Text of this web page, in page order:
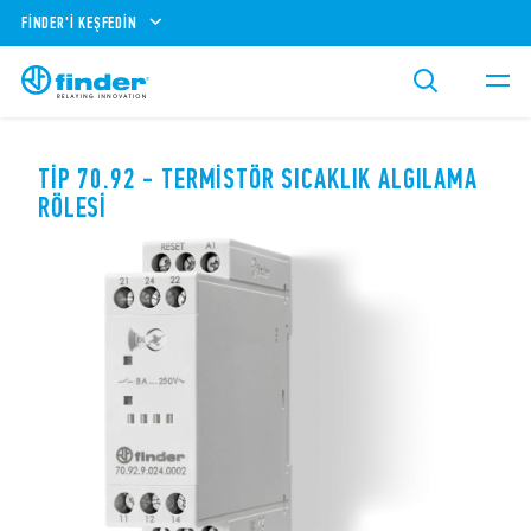
FINDER'I KEŞFEDIN
TIP 70.92 - TERMISTÖR SICAKLIK ALGILAMA
RÖLESI